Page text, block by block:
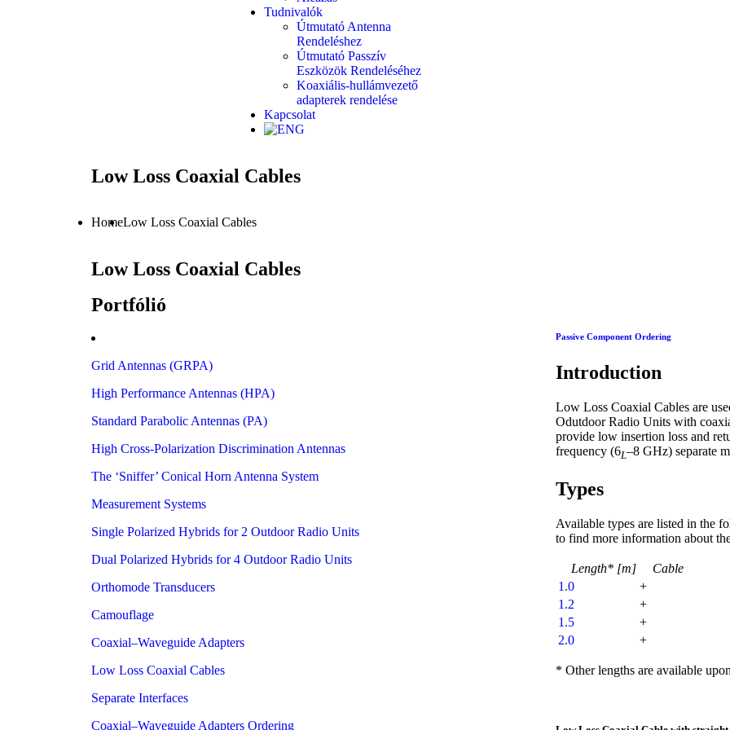
Tudnivalók
Útmutató Antenna
Rendeléshez
Útmutató Passzív
Eszközök Rendeléséhez
Koaxiális-hullámvezető
adapterek rendelése
Kapcsolat
Low Loss Coaxial Cables
HomeLow Loss Coaxial Cables
Low Loss Coaxial Cables
Portfólió
Grid Antennas (GRPA)
High Performance Antennas (HPA)
Standard Parabolic Antennas (PA)
High Cross-Polarization Discrimination Antennas
The ‘Sniffer’ Conical Horn Antenna System
Measurement Systems
Single Polarized Hybrids for 2 Outdoor Radio Units
Dual Polarized Hybrids for 4 Outdoor Radio Units
Orthomode Transducers
Camouflage
Coaxial–Waveguide Adapters
Low Loss Coaxial Cables
Separate Interfaces
Coaxial–Waveguide Adapters Ordering
Passive Component Ordering
Introduction
Low Loss Coaxial Cables are
Odutdoor Radio Units with
provide low insertion loss and
frequency (6L–8 GHz) separate
Types
Available types are listed in the
to find more information about
Length* [m]
Cable
1.0
+
1.2
+
1.5
+
2.0
+
* Other lengths are available